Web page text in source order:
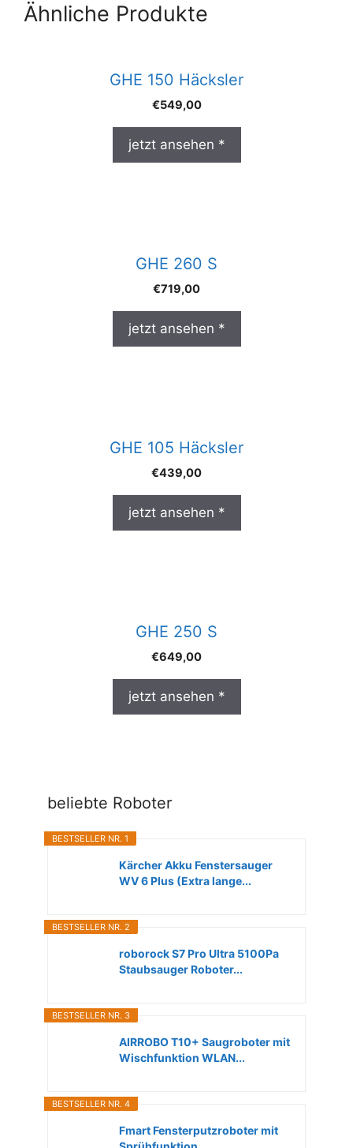
Ähnliche Produkte
GHE 150 Häcksler
€549,00
jetzt ansehen *
GHE 260 S
€719,00
jetzt ansehen *
GHE 105 Häcksler
€439,00
jetzt ansehen *
GHE 250 S
€649,00
jetzt ansehen *
beliebte Roboter
BESTSELLER NR. 1
Kärcher Akku Fenstersauger
WV 6 Plus (Extra lange...
BESTSELLER NR. 2
roborock S7 Pro Ultra 5100Pa
Staubsauger Roboter...
BESTSELLER NR. 3
AIRROBO T10+ Saugroboter mit
Wischfunktion WLAN...
BESTSELLER NR. 4
Fmart Fensterputzroboter mit